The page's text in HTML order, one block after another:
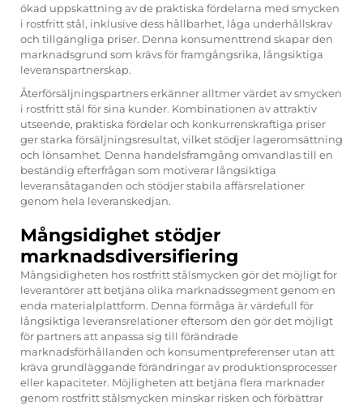
ökad uppskattning av de praktiska fördelarna med smycken
i rostfritt stål, inklusive dess hållbarhet, låga underhållskrav
och tillgängliga priser. Denna konsumenttrend skapar den
marknadsgrund som krävs för framgångsrika, långsiktiga
leveranspartnerskap.
Återförsäljningspartners erkänner alltmer värdet av smycken
i rostfritt stål för sina kunder. Kombinationen av attraktiv
utseende, praktiska fördelar och konkurrenskraftiga priser
ger starka försäljningsresultat, vilket stödjer lageromsättning
och lönsamhet. Denna handelsframgång omvandlas till en
beständig efterfrågan som motiverar långsiktiga
leveransåtaganden och stödjer stabila affärsrelationer
genom hela leveranskedjan.
Mångsidighet stödjer
marknadsdiversifiering
Mångsidigheten hos rostfritt stålsmycken gör det möjligt for
leverantörer att betjäna olika marknadssegment genom en
enda materialplattform. Denna förmåga är värdefull för
långsiktiga leveransrelationer eftersom den gör det möjligt
för partners att anpassa sig till förändrade
marknadsförhållanden och konsumentpreferenser utan att
kräva grundläggande förändringar av produktionsprocesser
eller kapaciteter. Möjligheten att betjäna flera marknader
genom rostfritt stålsmycken minskar risken och förbättrar